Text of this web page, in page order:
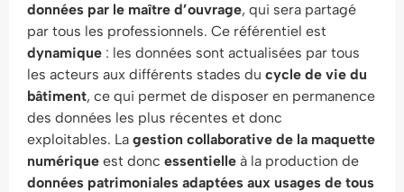
données par le maître d’ouvrage, qui sera partagé
par tous les professionnels. Ce référentiel est
dynamique : les données sont actualisées par tous
les acteurs aux différents stades du cycle de vie du
bâtiment, ce qui permet de disposer en permanence
des données les plus récentes et donc
exploitables. La gestion collaborative de la maquette
numérique est donc essentielle à la production de
données patrimoniales adaptées aux usages de tous